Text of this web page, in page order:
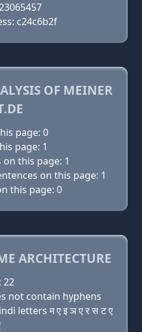
c24c6b2f
OF MEINER
page: 0
page: 1
this page: 1
on this page: 1
this page: 0
ARCHITECTURE
22
not contain hyphens
letters म ए इ ञ ए र स ट ए